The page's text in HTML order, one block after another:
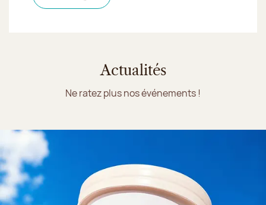
Actualités
Ne ratez plus nos événements !